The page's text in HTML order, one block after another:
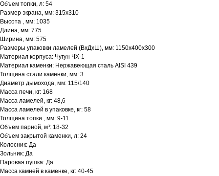
Объем топки, л: 54
Размер экрана, мм: 315х310
Высота , мм: 1035
Длина, мм: 775
Ширина, мм: 575
Размеры упаковки ламелей (ВхДхШ), мм: 1150х400х300
Материал корпуса: Чугун ЧХ-1
Материал каменки: Нержавеющая сталь AISI 439
Толщина стали каменки, мм: 3
Диаметр дымохода, мм: 115/140
Масса печи, кг: 168
Масса ламелей, кг: 48,6
Масса ламелей в упаковке, кг: 58
Толщина топки , мм: 9-11
Объем парной, м³: 18-32
Объем закрытой каменки, л: 24
Колосник: Да
Зольник: Да
Паровая пушка: Да
Масса камней в каменке, кг: 40-45